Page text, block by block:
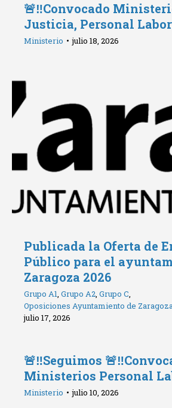
🚨‼️Convocado
Justicia, Personal
Ministerio julio 18, 2026
Publicada la Oferta de
Público para el
Zaragoza 2026
Grupo A1, Grupo A2, Grupo C,
Oposiciones Ayuntamiento de
julio 17, 2026
🚨‼️Seguimos
Ministerios Personal
Ministerio julio 10, 2026